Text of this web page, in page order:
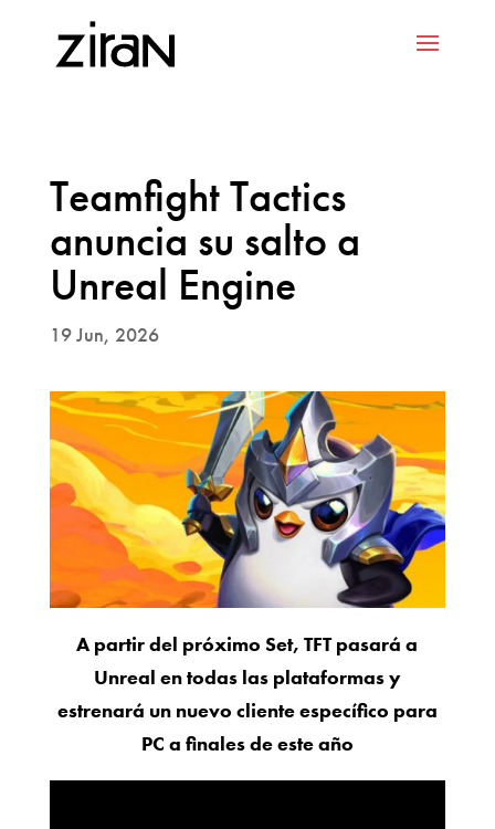
Teamfight Tactics
anuncia su salto a
Unreal Engine
19 Jun, 2026
A partir del próximo Set, TFT pasará a
Unreal en todas las plataformas y
estrenará un nuevo cliente específico para
PC a finales de este año